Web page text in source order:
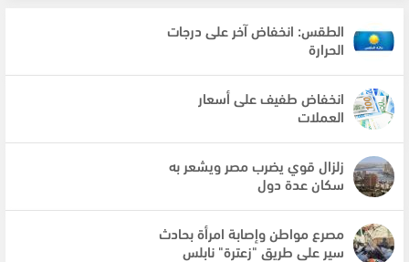
الطقس: انخفاض آخر على درجات
الحرارة
انخفاض طفيف على أسعار
العملات
زلزال قوي يضرب مصر ويشعر به
سكان عدة دول
مصرع مواطن وإصابة امرأة بحادث
سير على طريق "زعترة" نابلس